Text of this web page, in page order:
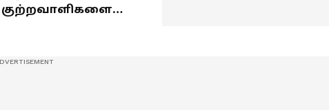
குற்றவாளிகளை
Rtd ACP Interview